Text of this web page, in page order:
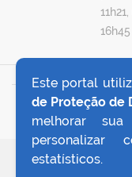
16h45
Este portal
de Proteção de
melhorar sua
personalizar
estatísticos.